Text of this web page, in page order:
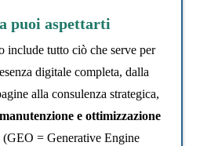
puoi aspettarti
include tutto ciò che serve per
digitale completa, dalla
alla consulenza strategica,
e ottimizzazione
(GEO = Generative Engine